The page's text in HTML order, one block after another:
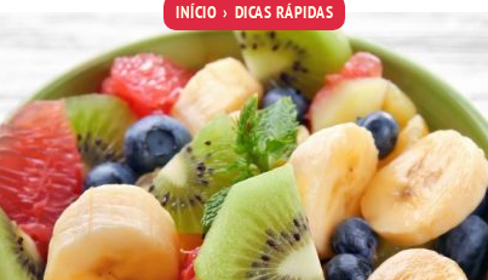
INÍCIO DICAS RÁPIDAS